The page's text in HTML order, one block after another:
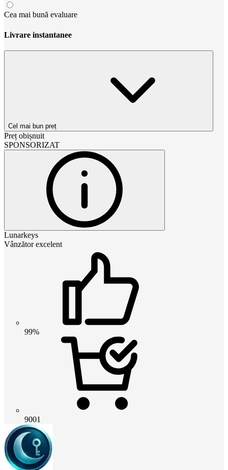
Cea mai bună evaluare
Livrare instantanee
Cel mai bun preț
Preț obișnuit
SPONSORIZAT
Lunarkeys
Vânzător excelent
99%
9001